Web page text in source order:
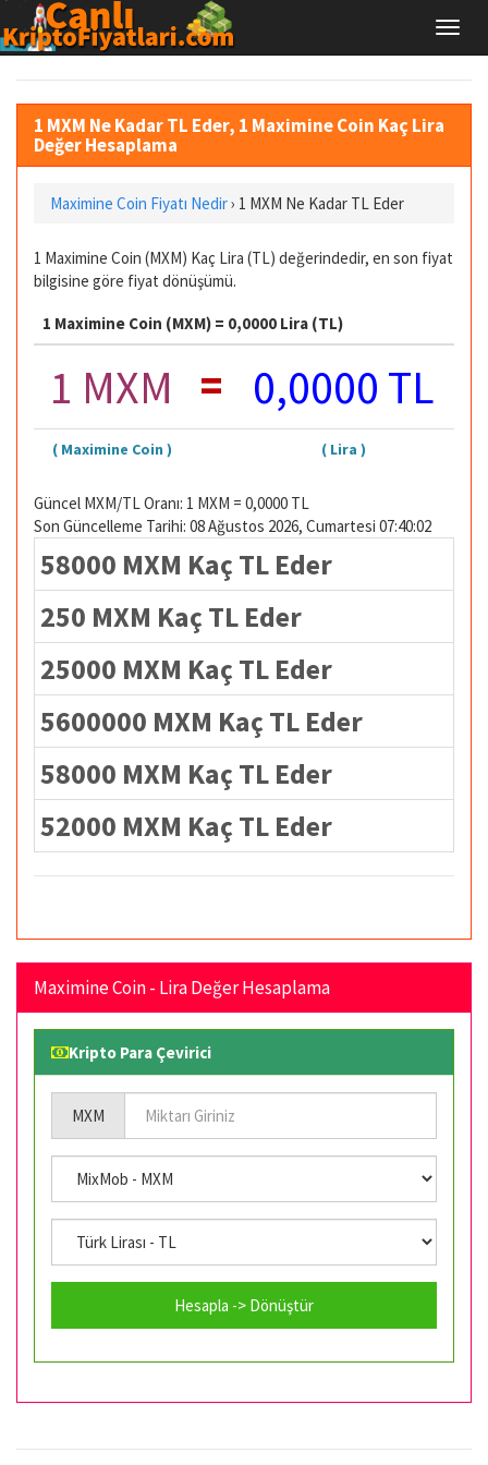
1 MXM Ne Kadar TL Eder, 1 Maximine Coin Kaç Lira
Değer Hesaplama
Maximine Coin Fiyatı Nedir› 1 MXM Ne Kadar TL Eder
1 Maximine Coin (MXM) Kaç Lira (TL) değerindedir, en son fiyat
bilgisine göre fiyat dönüşümü.
1 Maximine Coin (MXM) = 0,0000 Lira (TL)
1 MXM = 0,0000 TL
( Maximine Coin ) ( Lira )
Güncel MXM/TL Oranı: 1 MXM = 0,0000 TL
Son Güncelleme Tarihi: 08 Ağustos 2026, Cumartesi 07:40:02
58000 MXM Kaç TL Eder
250 MXM Kaç TL Eder
25000 MXM Kaç TL Eder
5600000 MXM Kaç TL Eder
58000 MXM Kaç TL Eder
52000 MXM Kaç TL Eder
Maximine Coin - Lira Değer Hesaplama
Kripto Para Çevirici
MXM
Hesapla -> Dönüştür